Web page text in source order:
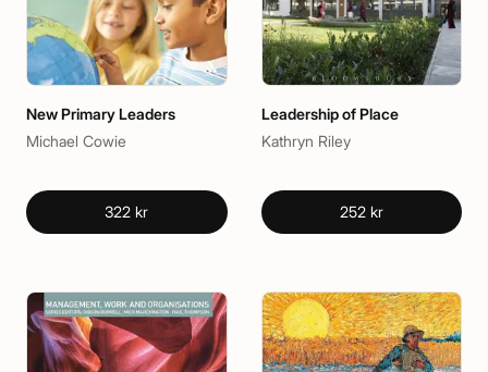
New Primary Leaders
Michael Cowie
322 kr
Leadership of Place
Kathryn Riley
252 kr